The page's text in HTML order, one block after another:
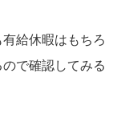
給休暇はもちろ
で確認してみる